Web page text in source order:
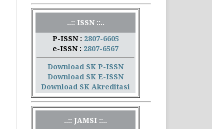
..:: ISSN ::..
P-ISSN : 2807-6605
e-ISSN : 2807-6567
Download SK P-ISSN
Download SK E-ISSN
Download SK Akreditasi
..:: JAMSI ::..